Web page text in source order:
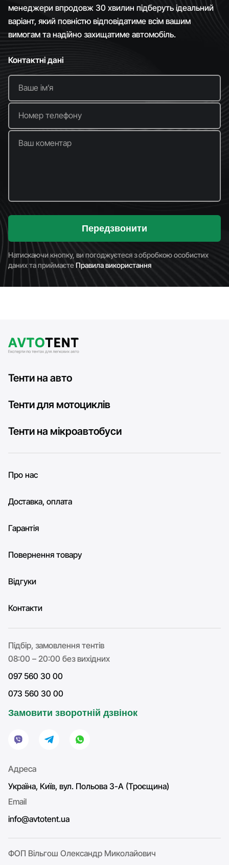
менеджери впродовж 30 хвилин підберуть ідеальний
варіант, який повністю відповідатиме всім вашим
вимогам та надійно захищатиме автомобіль.
Контактні дані
Ваше імʼя
Номер телефону
Ваш коментар
Передзвонити
Натискаючи кнопку, ви погоджуєтеся з обробкою особистих
даних та приймаєтеПравила використання
Тенти на авто
Тенти для мотоциклів
Тенти на мікроавтобуси
Про нас
Доставка, оплата
Гарантія
Повернення товару
Відгуки
Контакти
Підбір, замовлення тентів
08:00 – 20:00 без вихідних
097 560 30 00
073 560 30 00
Замовити зворотній дзвінок
Адреса
Україна, Київ, вул. Польова 3-А (Троєщина)
Email
info@avtotent.ua
ФОП Вільгош Олександр Миколайович